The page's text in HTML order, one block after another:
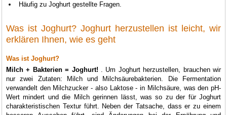
Häufig zu Joghurt gestellte Fragen.
Was ist Joghurt? Joghurt herzustellen ist leicht, wir
erklären Ihnen, wie es geht
Was ist Joghurt?
Milch + Bakterien = Joghurt!
. Um Joghurt herzustellen, brauchen wir
nur zwei Zutaten: Milch und Milchsäurebakterien. Die Fermentation
verwandelt den Milchzucker - also Laktose - in Milchsäure, was den pH-
Wert mindert und die Milch gerinnen lässt, was so zu der für Joghurt
charakteristischen Textur führt. Neben der Tatsache, dass er zu einem